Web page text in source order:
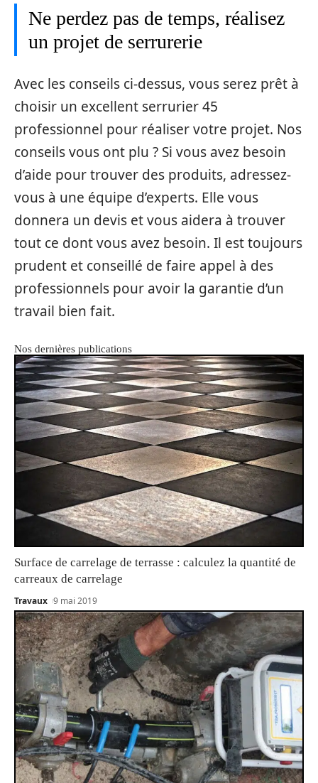
Ne perdez pas de temps, réalisez
un projet de serrurerie
Avec les conseils ci-dessus, vous serez prêt à
choisir un excellent serrurier 45
professionnel pour réaliser votre projet. Nos
conseils vous ont plu ? Si vous avez besoin
d’aide pour trouver des produits, adressez-
vous à une équipe d’experts. Elle vous
donnera un devis et vous aidera à trouver
tout ce dont vous avez besoin. Il est toujours
prudent et conseillé de faire appel à des
professionnels pour avoir la garantie d’un
travail bien fait.
Nos dernières publications
Surface de carrelage de terrasse : calculez la quantité de
carreaux de carrelage
Travaux 9 mai 2019